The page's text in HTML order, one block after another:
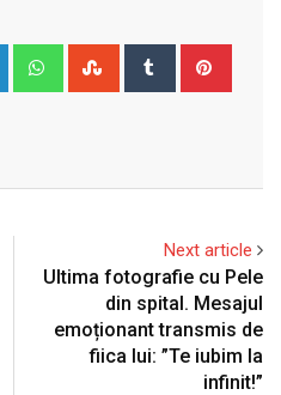
LinkedIn WhatsappStumbleUpon
Tumblr
Next article
Ultima fotografie cu Pele
din spital. Mesajul
emoționant transmis de
fiica lui: ”Te iubim la
infinit!”